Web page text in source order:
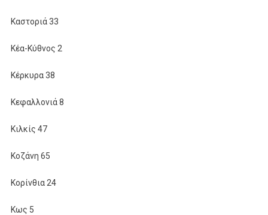
Καστοριά 33
Κέα-Κύθνος 2
Κέρκυρα 38
Κεφαλλονιά 8
Κιλκίς 47
Κοζάνη 65
Κορίνθια 24
Κως 5